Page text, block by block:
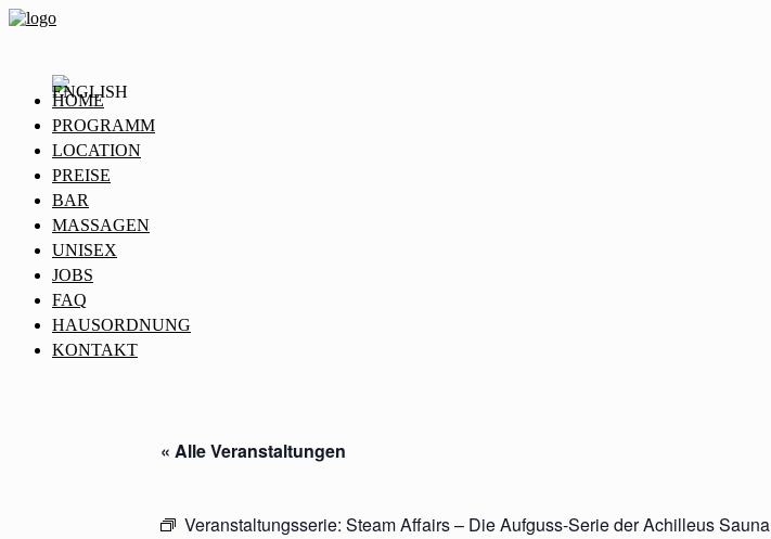
HOME
PROGRAMM
LOCATION
PREISE
BAR
MASSAGEN
UNISEX
JOBS
FAQ
HAUSORDNUNG
KONTAKT
« Alle Veranstaltungen
Veranstaltungsserie: Steam Affairs – Die Aufguss-Serie der Achilleus Sauna